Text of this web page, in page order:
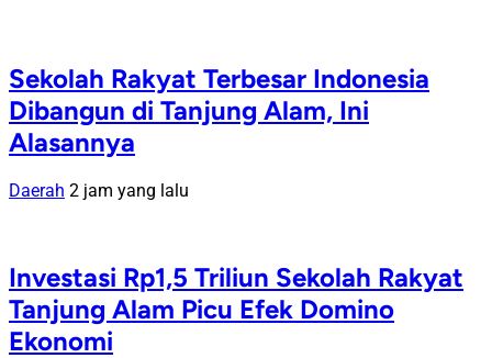
Sekolah Rakyat Terbesar Indonesia
Dibangun di Tanjung Alam, Ini
Alasannya
Daerah 2 jam yang lalu
Investasi Rp1,5 Triliun Sekolah Rakyat
Tanjung Alam Picu Efek Domino
Ekonomi